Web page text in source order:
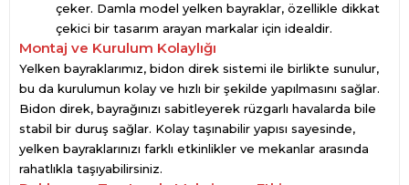
çeker. Damla model yelken bayraklar, özellikle dikkat
çekici bir tasarım arayan markalar için idealdir.
Montaj ve Kurulum Kolaylığı
Yelken bayraklarımız, bidon direk sistemi ile birlikte sunulur,
bu da kurulumun kolay ve hızlı bir şekilde yapılmasını sağlar.
Bidon direk, bayrağınızı sabitleyerek rüzgarlı havalarda bile
stabil bir duruş sağlar. Kolay taşınabilir yapısı sayesinde,
yelken bayraklarınızı farklı etkinlikler ve mekanlar arasında
rahatlıkla taşıyabilirsiniz.